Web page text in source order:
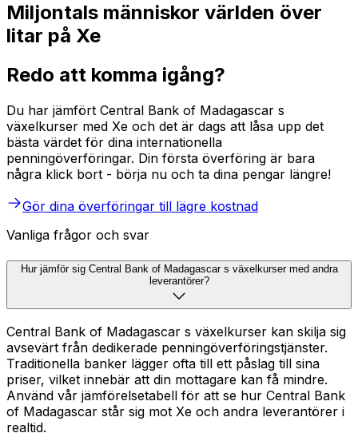
Miljontals människor världen över
litar på Xe
Redo att komma igång?
Du har jämfört Central Bank of Madagascar s
växelkurser med Xe och det är dags att låsa upp det
bästa värdet för dina internationella
penningöverföringar. Din första överföring är bara
några klick bort - börja nu och ta dina pengar längre!
Gör dina överföringar till lägre kostnad
Vanliga frågor och svar
Hur jämför sig Central Bank of Madagascar s växelkurser med andra
leverantörer?
Central Bank of Madagascar s växelkurser kan skilja sig
avsevärt från dedikerade penningöverföringstjänster.
Traditionella banker lägger ofta till ett påslag till sina
priser, vilket innebär att din mottagare kan få mindre.
Använd vår jämförelsetabell för att se hur Central Bank
of Madagascar står sig mot Xe och andra leverantörer i
realtid.